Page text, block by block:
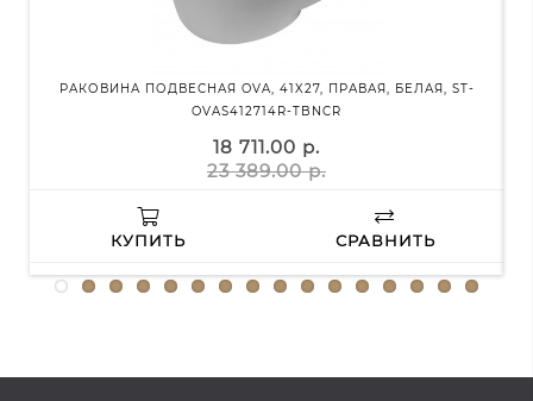
РАКОВИНА ПОДВЕСНАЯ OVA, 41X27, ПРАВАЯ, БЕЛАЯ, ST-
OVAS412714R-TBNCR
18 711.00 р.
23 389.00 р.
КУПИТЬ СРАВНИТЬ